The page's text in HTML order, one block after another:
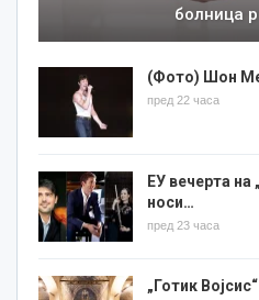
болница
(Фото) Шон
пред 22 часа
ЕУ вечерта на
носи…
пред 23 часа
„Готик